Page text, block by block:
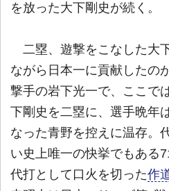
を放った大下剛史が続く。
二塁、遊撃をこなした大
ながら日本一に貢献したの
撃手の岩下光一で、ここで
下剛史を二塁に、選手晩年
なった青野を控えに温存。
い史上唯一の快挙でもある
代打として口火を切った作